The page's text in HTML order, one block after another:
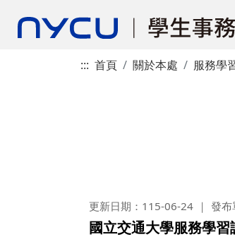
::: 首頁 關於本處 服務學
更新日期：115-06-24 發布
國立交通大學服務學習